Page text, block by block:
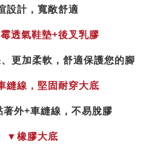
設計，寬敞舒適
透氣鞋墊+後叉乳膠
更加柔軟，舒適保護您的腳
縫線，堅固耐穿大底
著外+車縫線，不易脫膠
▼ 橡膠大底